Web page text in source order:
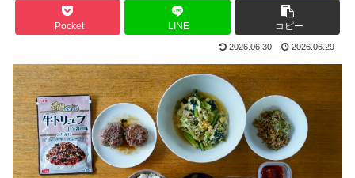
Pocket LINE コピー
2026.06.30 2026.06.29